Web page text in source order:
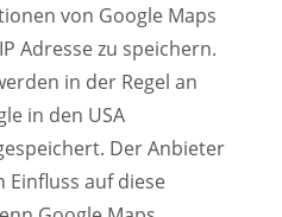
von Google Maps
Adresse zu speichern.
in der Regel an
in den USA
Der Anbieter
Einfluss auf diese